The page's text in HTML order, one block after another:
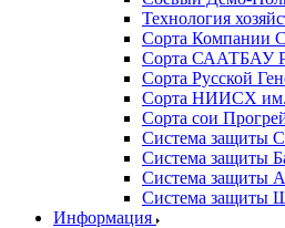
Технология
Сорта Компании
Сорта СААТБАУ
Сорта Русской
Сорта НИИСХ им.
Сорта сои
Система защиты
Система защиты
Система защиты
Система защиты
Информация